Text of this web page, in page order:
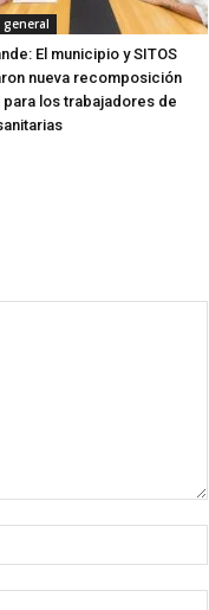
El municipio y SITOS
nueva recomposición
para los trabajadores de